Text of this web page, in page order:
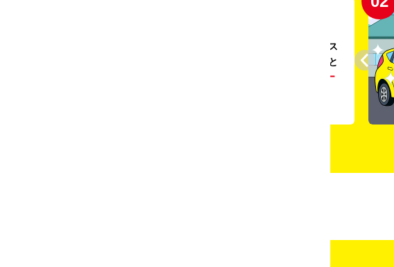
。ガソリンス
タンドや整備工場の既存インフラを活用すること
リー